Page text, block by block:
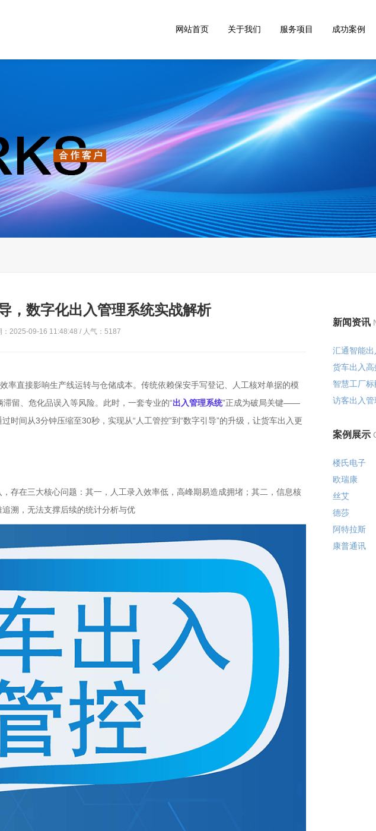
网站首页 关于我们 服务项目 成功案例
，数字化出入管理系统实战解析
：2025-09-16 11:48:48 / 人气：5187
率直接影响生产线运转与仓储成本。传统依赖保安手写登记、人工核对单据的模
留、危化品误入等风险。此时，一套专业的“出入管理系统”正成为破局关键——
时间从3分钟压缩至30秒，实现从“人工管控”到“数字引导”的升级，让货车出入更
存在三大核心问题：其一，人工录入效率低，高峰期易造成拥堵；其二，信息核
溯，无法支撑后续的统计分析与优
新闻资讯
案例展示
楼氏电子
欧瑞康
丝艾
德莎
阿特拉斯
康普通讯